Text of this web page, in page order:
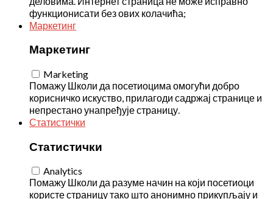
функционисати без ових колачића;
Маркетинг
Маркетинг
Marketing
Помажу Школи да посетиоцима омогући добро
корисничко искуство, прилагоди садржај странице и
непрестано унапређује страницу.
Статистички
Статистички
Analytics
Помажу Школи да разуме начин на који посетиоци
користе страницу тако што анонимно прикупљају и